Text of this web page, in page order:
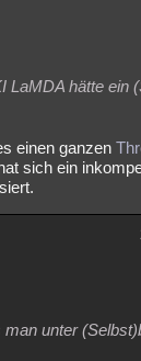
LaMDA hätte ein
einen ganzen
sich ein
unter